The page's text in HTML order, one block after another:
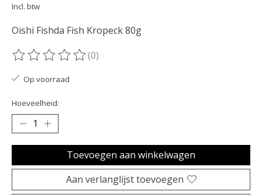
Incl. btw
Oishi Fishda Fish Kropeck 80g
De beoordeling van dit product is
(0)
Op voorraad
Hoeveelheid:
Toevoegen aan winkelwagen
Aan verlanglijst toevoegen